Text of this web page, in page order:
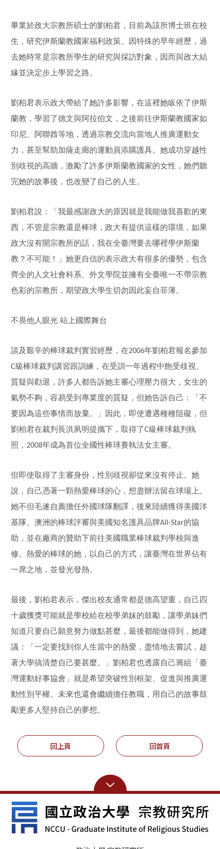
畢業於政大宗教所碩士的劉柏君，目前為該所博士班在校
生，研究伊斯蘭教國家福利政策。因特殊的早年經歷，過
去她時常是宗教所學生的研究與採訪對象，因而與政大結
緣並決定步上學習之路。
劉柏君表示政大帶給了她許多影響，在這裡她皈依了伊斯
蘭教，學習了德文與阿拉伯文，之後前往伊斯蘭教國家如
印尼、阿聯酋等地，透過宗教交流向當地人推廣運動女
力，甚至幫助加薩走廊的運動員添購護具。她成功穿越性
別歧視的高牆，激勵了許多伊斯蘭教國家的女性，她們聽
完她的故事後，也改變了自己的人生。
劉柏君說：「我最感謝政大的原因就是我能做我喜歡的東
西，不管是宗教還是棒球，政大有提供這樣的環境，如果
政大沒有開宗教所的話，我在全臺灣要去哪裡學伊斯蘭
教？不可能！」她更自信的表示政大有很多的優勢，包含
齊全的人文社會科系、外文學院並擁有全臺唯一不帶宗教
色彩的宗教所，期望政大學生切勿因此妄自菲薄。
不畏他人眼光 站上國際舞台
談及艱辛的棒球裁判實習經歷，在2006年劉柏君報名參加
C級棒球裁判講習跟訓練，在受訓一年過程中飽受歧視、
質疑與勸退，許多人都告訴她主審心理壓力很大，女生的
氣勢不夠，容易受到專業度的質疑，但她告訴自己：「不
要因為這些事情而放棄。」因此，即使遭遇種種阻礙，但
劉柏君在裁判長洪夙明提攜下，取得了C級棒球裁判執
照， 2008年成為首位全國性棒球賽執法女主審。
但即使取得了主審身份，性別歧視卻從來沒有停止。她
說，自己憑著一顆熱愛棒球的心，想盡辦法留在球場上。
她不但毛遂自薦擔任外國球隊翻譯，後來陸續獲得美國洋
基隊、澳洲的棒球評審與美國知名護具品牌All-Star的協
助，並在廠商的贊助下前往美國職業棒球裁判學校與進
修。熱愛的棒球的她，以自己的方式，讓臺灣在世界佔有
一席之地，並發光發熱。
最後，劉柏君表示，傑出校友通常都是德高望重，自己四
十歲獲獎可能就是學校給在校學弟妹的鼓勵，讓學弟妹們
知道只要自己願意努力做點甚麼，最後都能做得到，她建
議：「一定要找到你人生當中的熱愛，盡情地去嘗試，趁
著大學搞清楚自己要甚麼。」劉柏君也透露自己籌組「臺
灣運動好事協會」就是希望突破性別框架、促進與推廣運
動性別平權。未來也還會繼續擔任教職，用自己的故事鼓
勵更多人堅持自己的夢想。
回上頁 回首頁